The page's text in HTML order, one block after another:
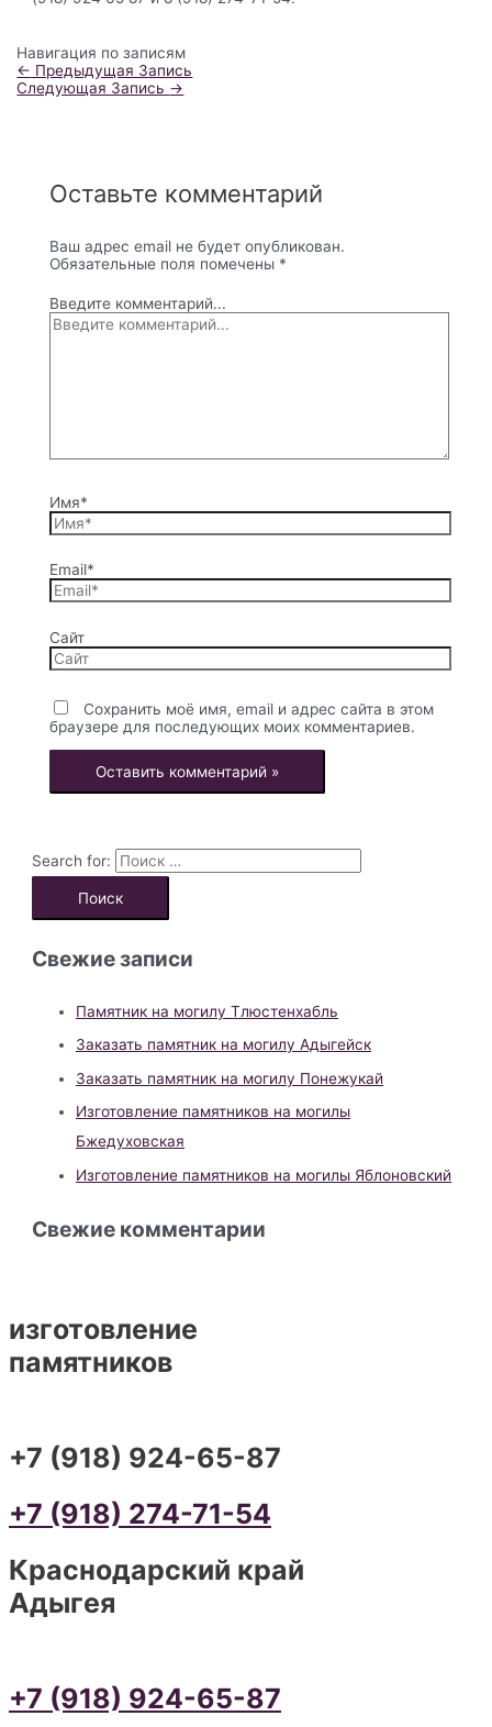
Навигация по записям
← Предыдущая Запись
Следующая Запись →
Оставьте комментарий
Ваш адрес email не будет опубликован.
Обязательные поля помечены *
Введите комментарий...
Имя*
Email*
Сайт
Сохранить моё имя, email и адрес сайта в этом
браузере для последующих моих комментариев.
Search for:
Свежие записи
Памятник на могилу Тлюстенхабль
Заказать памятник на могилу Адыгейск
Заказать памятник на могилу Понежукай
Изготовление памятников на могилы
Бжедуховская
Изготовление памятников на могилы Яблоновский
Свежие комментарии
изготовление
памятников
+7 (918) 924-65-87
+7 (918) 274-71-54
Краснодарский край
Адыгея
+7 (918) 924-65-87